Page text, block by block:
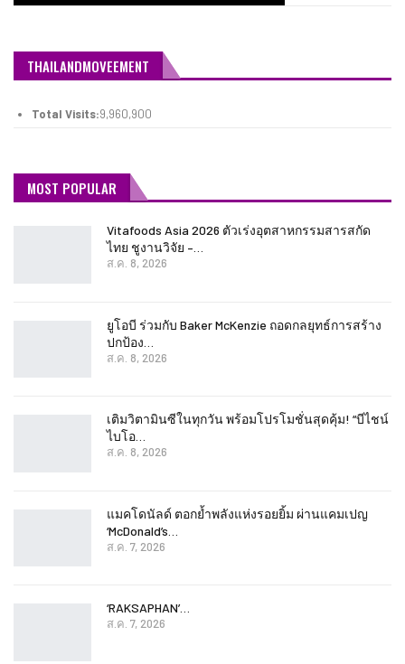
THAILANDMOVEEMENT
Total Visits:9,960,900
MOST POPULAR
Vitafoods Asia 2026 ตัวเร่งอุตสาหกรรมสารสกัด
ไทย ชูงานวิจัย –…
ส.ค. 8, 2026
ยูโอบี ร่วมกับ Baker McKenzie ถอดกลยุทธ์การสร้าง
ปกป้อง…
ส.ค. 8, 2026
เติมวิตามินซีในทุกวัน พร้อมโปรโมชั่นสุดคุ้ม! “บีไชน์
ไบโอ…
ส.ค. 8, 2026
แมคโดนัลด์ ตอกย้ำพลังแห่งรอยยิ้ม ผ่านแคมเปญ
‘McDonald’s…
ส.ค. 7, 2026
‘RAKSAPHAN’…
ส.ค. 7, 2026